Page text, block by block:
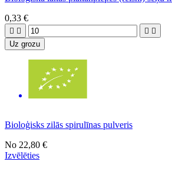
0,33 €
   
Uz grozu
Bioloģisks zilās spirulīnas pulveris
No 22,80 €
Izvēlēties